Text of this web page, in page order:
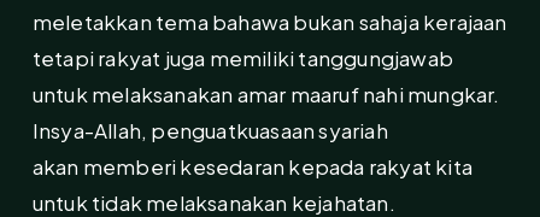
meletakkan tema bahawa bukan sahaja kerajaan
tetapi rakyat juga memiliki tanggungjawab
untuk melaksanakan amar maaruf nahi mungkar.
Insya-Allah, penguatkuasaan syariah
akan memberi kesedaran kepada rakyat kita
untuk tidak melaksanakan kejahatan.